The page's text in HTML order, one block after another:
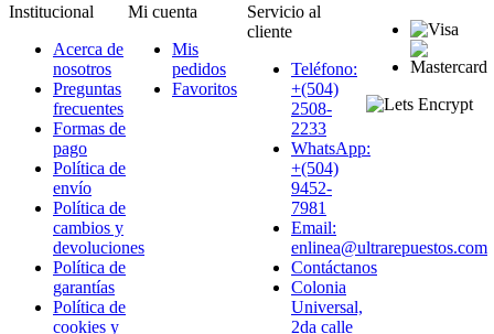
Institucional
Acerca de
nosotros
Preguntas
frecuentes
Formas de
pago
Política de
envío
Política de
cambios y
devoluciones
Política de
garantías
Política de
cookies y
Mi cuenta
Mis
pedidos
Favoritos
Servicio al
cliente
Teléfono:
+(504)
2508-
2233
WhatsApp:
+(504)
9452-
7981
Email:
enlinea@ultrarepuestos.com
Contáctanos
Colonia
Universal,
2da calle